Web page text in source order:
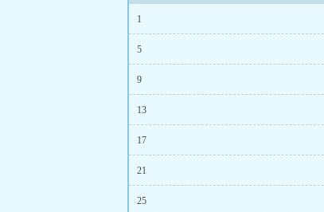
1
5
9
13
17
21
25